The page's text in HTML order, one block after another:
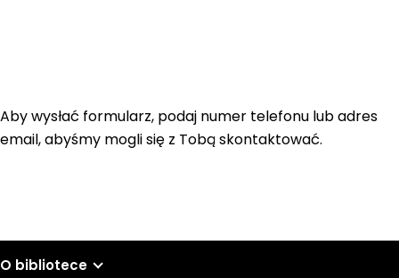
Aby wysłać formularz, podaj numer telefonu lub adres
email, abyśmy mogli się z Tobą skontaktować.
O bibliotece